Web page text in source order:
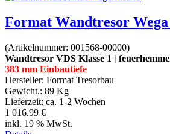
Format Wandtresor Wega
(Artikelnummer: 001568-00000)
Wandtresor VDS Klasse 1 |
383 mm Einbautiefe
Hersteller: Format Tresorbau
Gewicht.: 89 Kg
Lieferzeit: ca. 1-2 Wochen
1 016.99 €
inkl. 19 % MwSt.